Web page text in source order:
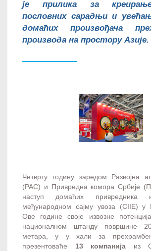
је прилика за
пословних сарадњи и
домаћих произвођача
производа на простору Азије.
Четврту годину заредом Развојна
(РАС) и Привредна комора Србије
наступ домаћих привредника
међународном сајму увоза (CIIE) у
Ове године своје извозне
националном штанду површине
метара, у у хали за прехрамбену
презентоваће 13 компанија из